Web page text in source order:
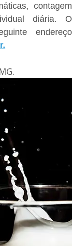
contagem
diária. O
endereço